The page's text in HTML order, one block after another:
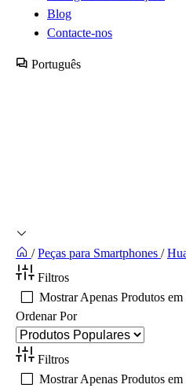
Blog
Contacte-nos
Português
/ Peças para Smartphones /
Filtros
Mostrar Apenas Produtos
Ordenar Por
Filtros
Mostrar Apenas Produtos